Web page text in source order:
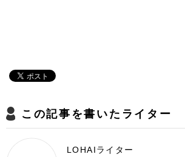
この記事を書いたライター
LOHAIライター